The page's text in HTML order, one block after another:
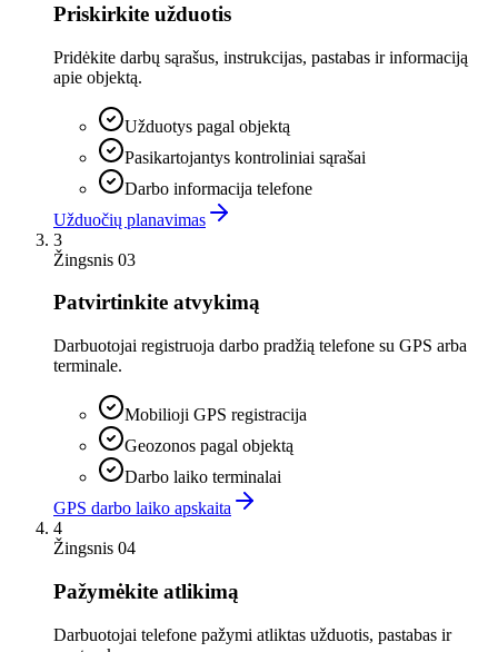
Priskirkite užduotis
Pridėkite darbų sąrašus, instrukcijas, pastabas ir informaciją
apie objektą.
Užduotys pagal objektą
Pasikartojantys kontroliniai sąrašai
Darbo informacija telefone
Užduočių planavimas
3
Žingsnis 03
Patvirtinkite atvykimą
Darbuotojai registruoja darbo pradžią telefone su GPS arba
terminale.
Mobilioji GPS registracija
Geozonos pagal objektą
Darbo laiko terminalai
GPS darbo laiko apskaita
4
Žingsnis 04
Pažymėkite atlikimą
Darbuotojai telefone pažymi atliktas užduotis, pastabas ir